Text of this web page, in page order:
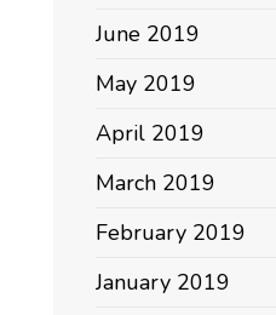
June 2019
May 2019
April 2019
March 2019
February 2019
January 2019